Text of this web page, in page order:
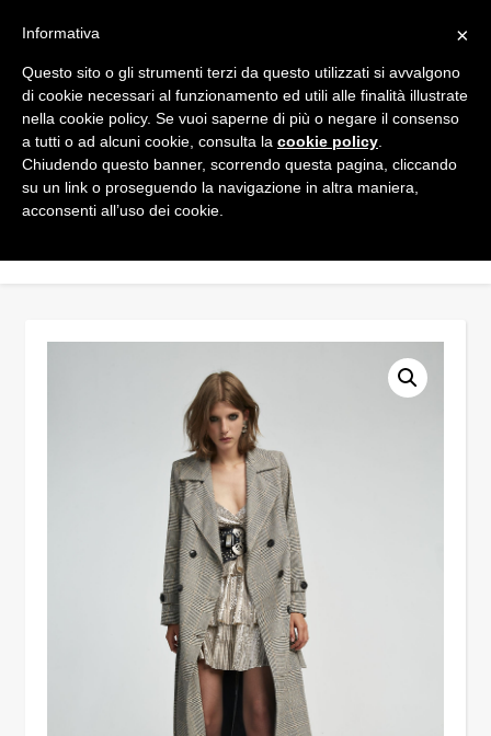
×
Informativa
Questo sito o gli strumenti terzi da questo utilizzati si avvalgono
di cookie necessari al funzionamento ed utili alle finalità illustrate
nella cookie policy. Se vuoi saperne di più o negare il consenso
a tutti o ad alcuni cookie, consulta la cookie policy
Chiudendo questo banner, scorrendo questa pagina, cliccando
su un link o proseguendo la navigazione in altra maniera,
acconsenti all’uso dei cookie.